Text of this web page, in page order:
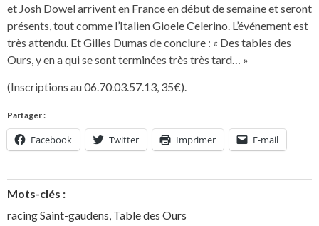
et Josh Dowel arrivent en France en début de semaine et seront
présents, tout comme l’Italien Gioele Celerino. L’événement est
très attendu. Et Gilles Dumas de conclure : « Des tables des
Ours, y en a qui se sont terminées très très tard… »
(Inscriptions au 06.70.03.57.13, 35€).
Partager :
Facebook Twitter Imprimer E-mail
Mots-clés :
racing Saint-gaudens, Table des Ours